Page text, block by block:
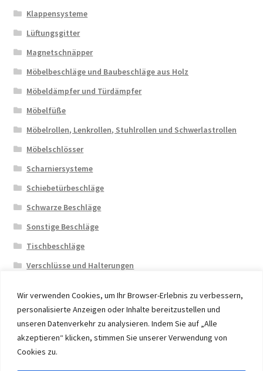
Wir verwenden Cookies, um Ihr Browser-Erlebnis zu verbessern,
personalisierte Anzeigen oder Inhalte bereitzustellen und
unseren Datenverkehr zu analysieren. Indem Sie auf „Alle
akzeptieren“ klicken, stimmen Sie unserer Verwendung von
Cookies zu.
Klappensysteme
Lüftungsgitter
Magnetschnäpper
Möbelbeschläge und Baubeschläge aus Holz
Möbeldämpfer und Türdämpfer
Möbelfüße
Möbelrollen, Lenkrollen, Stuhlrollen und Schwerlastrollen
Möbelschlösser
Scharniersysteme
Schiebetürbeschläge
Schwarze Beschläge
Sonstige Beschläge
Tischbeschläge
Verschlüsse und Halterungen
© 2026 Eruon Trade UG, Germany, member of the ERUON